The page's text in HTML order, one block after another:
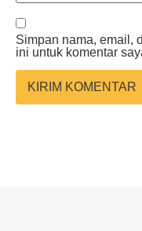
Simpan nama, email,
ini untuk komentar